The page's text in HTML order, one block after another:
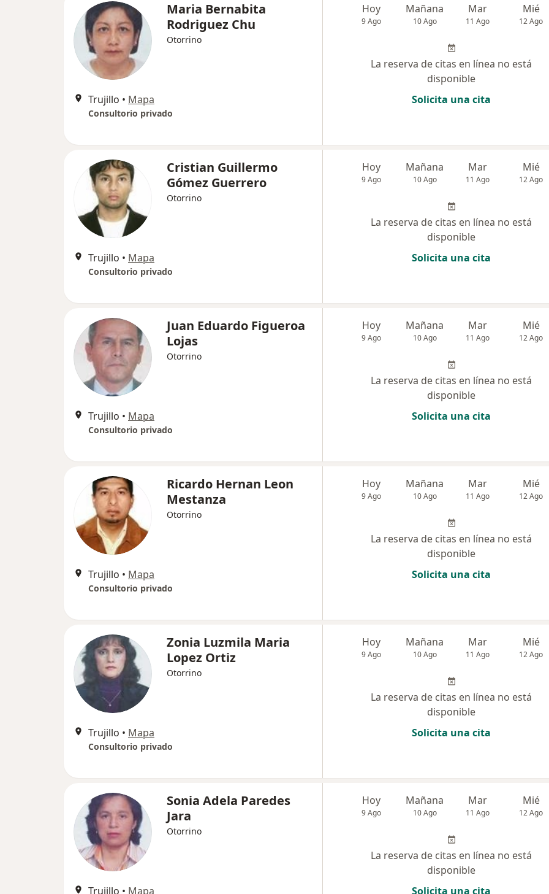
Maria Bernabita
Rodriguez Chu
Otorrino
Trujillo • Mapa
Consultorio privado
Hoy
9 Ago
Mañana
10 Ago
Mar
11 Ago
Mié
12 Ago
La reserva de citas en línea no está
disponible
Solicita una cita
Cristian Guillermo
Gómez Guerrero
Otorrino
Trujillo • Mapa
Consultorio privado
Hoy
9 Ago
Mañana
10 Ago
Mar
11 Ago
Mié
12 Ago
La reserva de citas en línea no está
disponible
Solicita una cita
Juan Eduardo Figueroa
Lojas
Otorrino
Trujillo • Mapa
Consultorio privado
Hoy
9 Ago
Mañana
10 Ago
Mar
11 Ago
Mié
12 Ago
La reserva de citas en línea no está
disponible
Solicita una cita
Ricardo Hernan Leon
Mestanza
Otorrino
Trujillo • Mapa
Consultorio privado
Hoy
9 Ago
Mañana
10 Ago
Mar
11 Ago
Mié
12 Ago
La reserva de citas en línea no está
disponible
Solicita una cita
Zonia Luzmila Maria
Lopez Ortiz
Otorrino
Trujillo • Mapa
Consultorio privado
Hoy
9 Ago
Mañana
10 Ago
Mar
11 Ago
Mié
12 Ago
La reserva de citas en línea no está
disponible
Solicita una cita
Sonia Adela Paredes
Jara
Otorrino
Trujillo • Mapa
Hoy
9 Ago
Mañana
10 Ago
Mar
11 Ago
Mié
12 Ago
La reserva de citas en línea no está
disponible
Solicita una cita